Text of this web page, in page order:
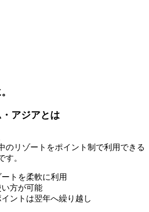
アジアとは
のリゾートをポイント制で利用できる
す。
トを柔軟に利用
方が可能
ントは翌年へ繰り越し